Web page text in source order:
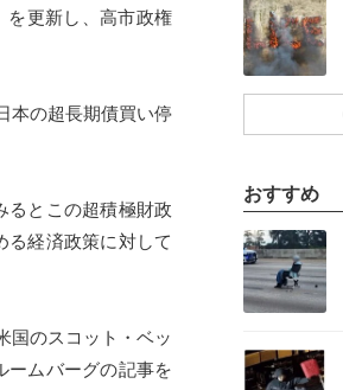
を更新し、高市政権
本の超長期債買い停
るとこの超積極財政
る経済政策に対して
国のスコット・ベッ
ームバーグの記事を
おすすめ
記事を読む